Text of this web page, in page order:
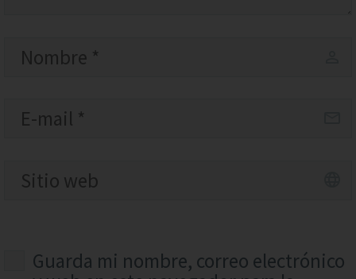
Guarda mi nombre, correo electrónico